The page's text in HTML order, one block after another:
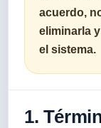
acuerdo,
eliminarla
el sistema.
1.